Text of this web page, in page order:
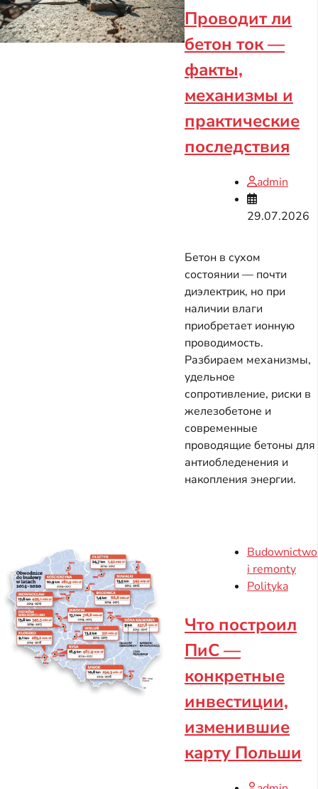
Проводит ли
бетон ток —
факты,
механизмы и
практические
последствия
admin
29.07.2026
Бетон в сухом
состоянии — почти
диэлектрик, но при
наличии влаги
приобретает ионную
проводимость.
Разбираем механизмы,
удельное
сопротивление, риски в
железобетоне и
современные
проводящие бетоны для
антиобледенения и
накопления энергии.
Budownictwo
i remonty
Polityka
Что построил
ПиС —
конкретные
инвестиции,
изменившие
карту Польши